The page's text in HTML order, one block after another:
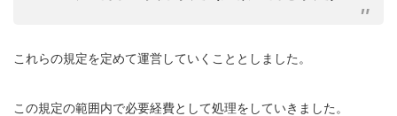
これらの規定を定めて運営していくこととしました。
この規定の範囲内で必要経費として処理をしていきました。